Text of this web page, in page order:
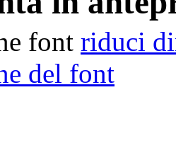
font riduci
del font